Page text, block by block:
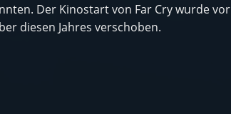
Der Kinostart von Far Cry wurde vor
diesen Jahres verschoben.